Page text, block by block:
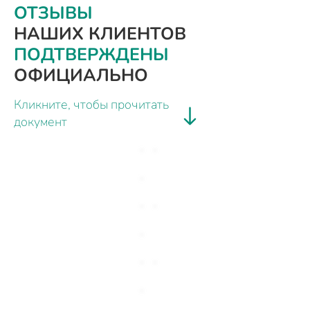
ОТЗЫВЫ
НАШИХ КЛИЕНТОВ
ПОДТВЕРЖДЕНЫ
ОФИЦИАЛЬНО
Кликните, чтобы прочитать
документ